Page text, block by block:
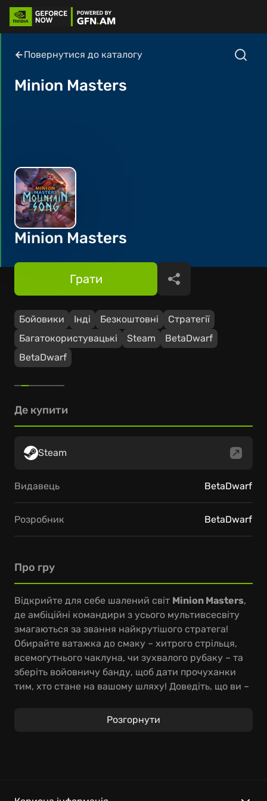
Повернутися до каталогу
Minion Masters
Minion Masters
Бойовики Інді Безкоштовні
Стратегії
Багатокористувацькі
Steam
BetaDwarf
BetaDwarf
Грати Поділитися
Про гру
Відкрийте для себе шалений світ Minion Masters,
де амбіційні командири з усього мультивсесвіту
змагаються за звання найкрутішого стратега!
Обирайте ватажка до смаку – хитрого стрільця,
всемогутнього чаклуна, чи зухвалого рубаку – та
зберіть войовничу банду, щоб дати прочуханки
тим, хто стане на вашому шляху! Доведіть, що ви –
будь-кого у цій дивовижній грі міньйонів
Розгорнути
Де купити
Steam
Видавець BetaDwarf
Розробник BetaDwarf